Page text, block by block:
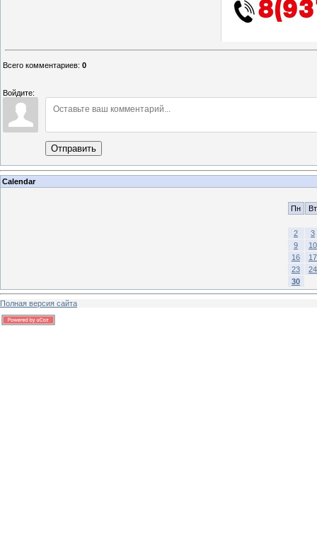
Всего комментариев: 0
Войдите:
Отправить
Calendar
Пн Вт
2
3
9
10
16
17
23
24
30
Полная версия сайта